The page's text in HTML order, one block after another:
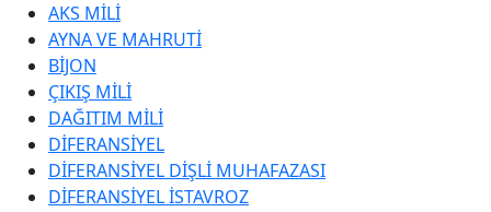
AKS MİLİ
AYNA VE MAHRUTİ
BİJON
ÇIKIŞ MİLİ
DAĞITIM MİLİ
DİFERANSİYEL
DİFERANSİYEL DİŞLİ MUHAFAZASI
DİFERANSİYEL İSTAVROZ